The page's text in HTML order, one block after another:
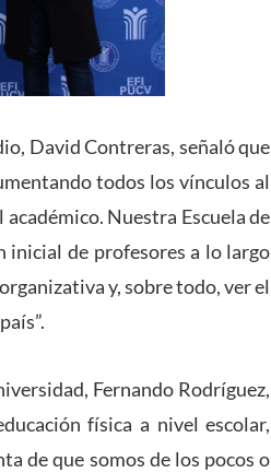
David Contreras, señaló que
todos los vínculos al
Nuestra Escuela de
inicial de profesores a lo largo
y, sobre todo, ver el
Fernando Rodríguez,
física a nivel escolar,
de que somos de los pocos o